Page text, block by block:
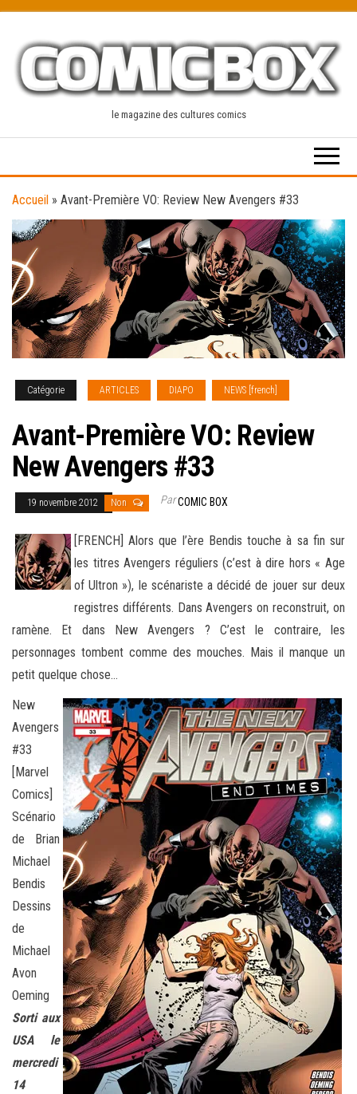
content
le magazine des cultures comics
Accueil » Avant-Première VO: Review New Avengers #33
Catégorie ARTICLES DIAPO NEWS [french]
Avant-Première VO: Review
New Avengers #33
19 novembre 2012 Non ParCOMIC BOX
[FRENCH] Alors que l’ère Bendis touche à sa fin sur
les titres Avengers réguliers (c’est à dire hors « Age
of Ultron »), le scénariste a décidé de jouer sur deux
registres différents. Dans Avengers on reconstruit, on
ramène. Et dans New Avengers ? C’est le contraire, les
personnages tombent comme des mouches. Mais il manque un
petit quelque chose…
New
Avengers
#33
[Marvel
Comics]
Scénario
de Brian
Michael
Bendis
Dessins
de
Michael
Avon
Oeming
Sorti aux
USA le
mercredi
14